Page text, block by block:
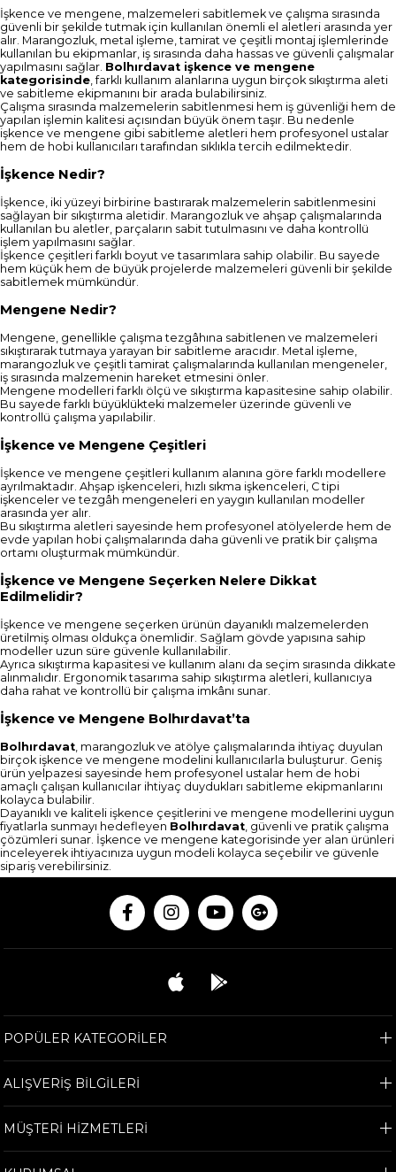
İşkence ve mengene, malzemeleri sabitlemek ve çalışma sırasında
güvenli bir şekilde tutmak için kullanılan önemli el aletleri arasında yer
alır. Marangozluk, metal işleme, tamirat ve çeşitli montaj işlemlerinde
kullanılan bu ekipmanlar, iş sırasında daha hassas ve güvenli çalışmalar
yapılmasını sağlar. Bolhırdavat işkence ve mengene
kategorisinde , farklı kullanım alanlarına uygun birçok sıkıştırma aleti
ve sabitleme ekipmanını bir arada bulabilirsiniz.
Çalışma sırasında malzemelerin sabitlenmesi hem iş güvenliği hem de
yapılan işlemin kalitesi açısından büyük önem taşır. Bu nedenle
işkence ve mengene gibi sabitleme aletleri hem profesyonel ustalar
hem de hobi kullanıcıları tarafından sıklıkla tercih edilmektedir.
İşkence Nedir?
İşkence, iki yüzeyi birbirine bastırarak malzemelerin sabitlenmesini
sağlayan bir sıkıştırma aletidir. Marangozluk ve ahşap çalışmalarında
kullanılan bu aletler, parçaların sabit tutulmasını ve daha kontrollü
işlem yapılmasını sağlar.
İşkence çeşitleri farklı boyut ve tasarımlara sahip olabilir. Bu sayede
hem küçük hem de büyük projelerde malzemeleri güvenli bir şekilde
sabitlemek mümkündür.
Mengene Nedir?
Mengene, genellikle çalışma tezgâhına sabitlenen ve malzemeleri
sıkıştırarak tutmaya yarayan bir sabitleme aracıdır. Metal işleme,
marangozluk ve çeşitli tamirat çalışmalarında kullanılan mengeneler,
iş sırasında malzemenin hareket etmesini önler.
Mengene modelleri farklı ölçü ve sıkıştırma kapasitesine sahip olabilir.
Bu sayede farklı büyüklükteki malzemeler üzerinde güvenli ve
kontrollü çalışma yapılabilir.
İşkence ve Mengene Çeşitleri
İşkence ve mengene çeşitleri kullanım alanına göre farklı modellere
ayrılmaktadır. Ahşap işkenceleri, hızlı sıkma işkenceleri, C tipi
işkenceler ve tezgâh mengeneleri en yaygın kullanılan modeller
arasında yer alır.
Bu sıkıştırma aletleri sayesinde hem profesyonel atölyelerde hem de
evde yapılan hobi çalışmalarında daha güvenli ve pratik bir çalışma
ortamı oluşturmak mümkündür.
İşkence ve Mengene Seçerken Nelere Dikkat
Edilmelidir?
İşkence ve mengene seçerken ürünün dayanıklı malzemelerden
üretilmiş olması oldukça önemlidir. Sağlam gövde yapısına sahip
modeller uzun süre güvenle kullanılabilir.
Ayrıca sıkıştırma kapasitesi ve kullanım alanı da seçim sırasında dikkate
alınmalıdır. Ergonomik tasarıma sahip sıkıştırma aletleri, kullanıcıya
daha rahat ve kontrollü bir çalışma imkânı sunar.
İşkence ve Mengene Bolhırdavat’ta
Bolhırdavat , marangozluk ve atölye çalışmalarında ihtiyaç duyulan
birçok işkence ve mengene modelini kullanıcılarla buluşturur. Geniş
ürün yelpazesi sayesinde hem profesyonel ustalar hem de hobi
amaçlı çalışan kullanıcılar ihtiyaç duydukları sabitleme ekipmanlarını
kolayca bulabilir.
Dayanıklı ve kaliteli işkence çeşitlerini ve mengene modellerini uygun
fiyatlarla sunmayı hedefleyen Bolhırdavat , güvenli ve pratik çalışma
çözümleri sunar. İşkence ve mengene kategorisinde yer alan ürünleri
inceleyerek ihtiyacınıza uygun modeli kolayca seçebilir ve güvenle
sipariş verebilirsiniz.
POPÜLER KATEGORİLER
ALIŞVERİŞ BİLGİLERİ
MÜŞTERİ HİZMETLERİ